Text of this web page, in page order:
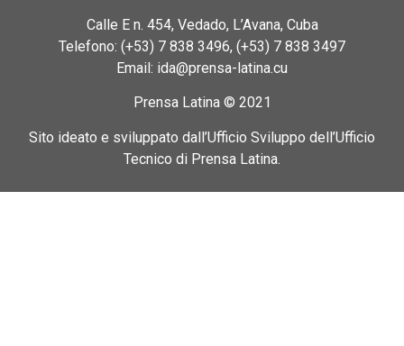
Calle E n. 454, Vedado, L’Avana, Cuba
Telefono: (+53) 7 838 3496, (+53) 7 838 3497
Email: ida@prensa-latina.cu
Prensa Latina © 2021
Sito ideato e sviluppato dall’Ufficio Sviluppo dell’Ufficio
Tecnico di Prensa Latina.